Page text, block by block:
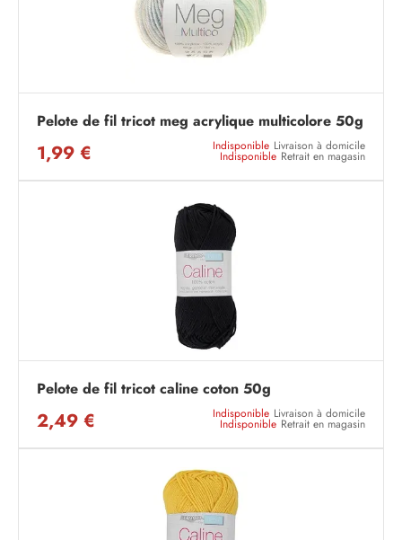
Pelote de fil tricot meg acrylique multicolore 50g
1,99 € Indisponible Livraison à domicile
Indisponible Retrait en magasin
Pelote de fil tricot caline coton 50g
2,49 € Indisponible Livraison à domicile
Indisponible Retrait en magasin